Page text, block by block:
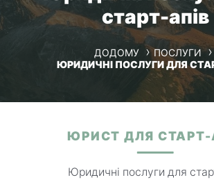
старт-апів
ДОДОМУ
ПОСЛУГИ
ЮРИДИЧНІ ПОСЛУГИ ДЛЯ
ЮРИСТ ДЛЯ
Юридичні послуги для